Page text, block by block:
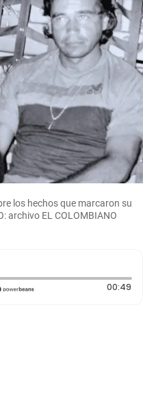
los hechos que marcaron su
archivo EL COLOMBIANO
0 segundos 00:49